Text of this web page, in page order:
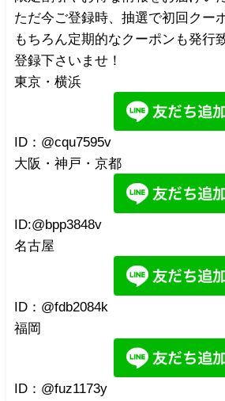
ただ今ご登録時、抽選で初回クー
もちろん定期的なクーポンも発行
登録下さいませ！
東京・横浜
ID：@cqu7595v
大阪・神戸・京都
ID:@bpp3848v
名古屋
ID：@fdb2084k
福岡
ID：@fuz1173y